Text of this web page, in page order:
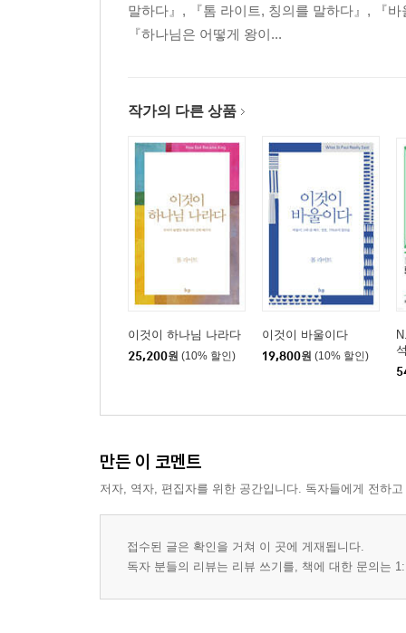
말하다』, 『톰 라이트, 칭의를 말하다』, 『
『하나님은 어떻게 왕이...
작가의 다른 상품
이것이 하나님 나라다
25,200원 (10% 할인)
이것이 바울이다
19,800원 (10% 할인)
만든 이 코멘트
저자, 역자, 편집자를 위한 공간입니다. 독자들에게 전하
접수된 글은 확인을 거쳐 이 곳에 게재됩니다.
독자 분들의 리뷰는 리뷰 쓰기를, 책에 대한 문의는